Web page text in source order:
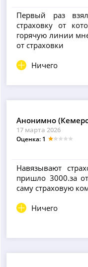
Первый раз
страховку от
горячую линии
от страховки
Ничего
Анонимно
17 марта 2026
Оценка: 1
Навязывают
пришло 3000.за
саму страховую
Ничего